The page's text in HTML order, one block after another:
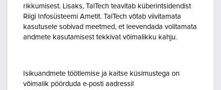
rikkumisest. Lisaks, TalTech teavitab küberintsidendist
Riigi Infosüsteemi Ametit. TalTech võtab viivitamata
kasutusele sobivad meetmed, et leevendada volitamata
andmete kasutamisest tekkivat võimalikku kahju.
Isikuandmete töötlemise ja kaitse küsimustega on
võimalik pöörduda e-posti aadressil